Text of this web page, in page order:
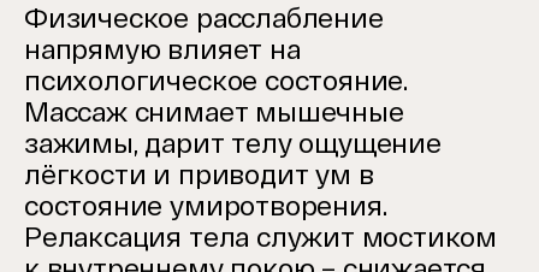
Физическое расслабление
напрямую влияет на
психологическое состояние.
Массаж снимает мышечные
зажимы, дарит телу ощущение
лёгкости и приводит ум в
состояние умиротворения.
Релаксация тела служит мостиком